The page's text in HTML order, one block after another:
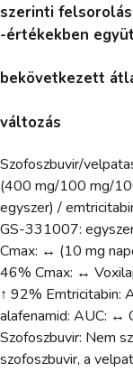
szerinti
-értékekben
bekövetkezett
változás
Szofoszbuvir/
(400 mg/100 mg/
egyszer) /
GS-331007:
Cmax: ↔ (10 mg
46% Cmax: ↔
↑ 92% Emtricitabin:
alafenamid: AUC: ↔
Szofoszbuvir: Nem
szofoszbuvir, a